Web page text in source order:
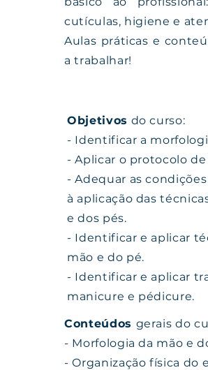
cutículas, higiene e
Aulas práticas e
a trabalhar!
Objetivos do curso:
- Identificar a
- Aplicar o protocolo
- Adequar as
à aplicação das
e dos pés.
- Identificar e aplicar
mão e do pé.
- Identificar e aplicar
manicure e pédicure.
Conteúdos gerais do
- Morfologia da mão e
- Organização física do